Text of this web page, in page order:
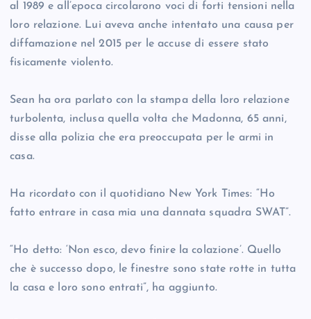
al 1989 e all’epoca circolarono voci di forti tensioni nella
loro relazione. Lui aveva anche intentato una causa per
diffamazione nel 2015 per le accuse di essere stato
fisicamente violento.
Sean ha ora parlato con la stampa della loro relazione
turbolenta, inclusa quella volta che Madonna, 65 anni,
disse alla polizia che era preoccupata per le armi in
casa.
Ha ricordato con il quotidiano New York Times: “Ho
fatto entrare in casa mia una dannata squadra SWAT”.
“Ho detto: ‘Non esco, devo finire la colazione’. Quello
che è successo dopo, le finestre sono state rotte in tutta
la casa e loro sono entrati”, ha aggiunto.